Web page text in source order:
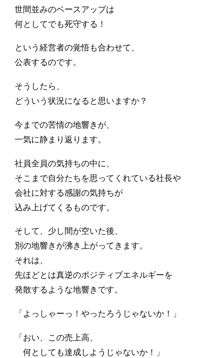
世間並みのベースアップは
何としてでも死守する！
という経営者の覚悟も合わせて、
公表するのです。
そうしたら、
どういう状況になると思いますか？
今までの苦情の地響きが、
一気に静まり返ります。
社員全員の気持ちの中に、
そこまで自分たちを思ってくれている社長や
会社に対する感謝の気持ちが
込み上げてくるものです。
そして、少し間が空いた後、
別の地響きが沸き上がってきます。
それは、
先ほどとは真逆のポジティブエネルギーを
発散するような地響きです。
「よっしゃーっ！やったろうじゃないか！」
「おい、この売上高、
何としても達成しようじゃないか！」